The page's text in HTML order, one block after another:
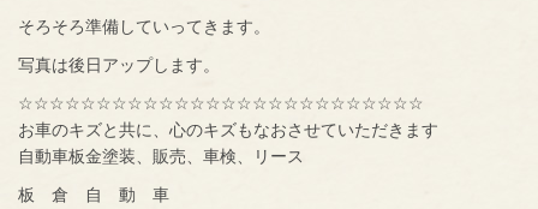
そろそろ準備していってきます。
写真は後日アップします。
☆☆☆☆☆☆☆☆☆☆☆☆☆☆☆☆☆☆☆☆☆☆☆☆☆☆
お車のキズと共に、心のキズもなおさせていただきます
自動車板金塗装、販売、車検、リース
板 倉 自 動 車